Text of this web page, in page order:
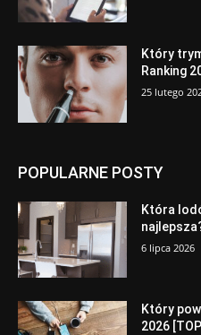
Który
Ranking
25 lutego
POPULARNE POSTY
Która
6 lipca 2026
Który
2026